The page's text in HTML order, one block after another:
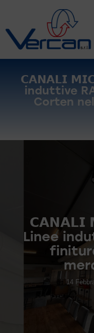
𝗖𝗔𝗡𝗔𝗟𝗜
induttive
Corten
𝗖𝗔𝗡𝗔𝗟𝗜
Linee
14